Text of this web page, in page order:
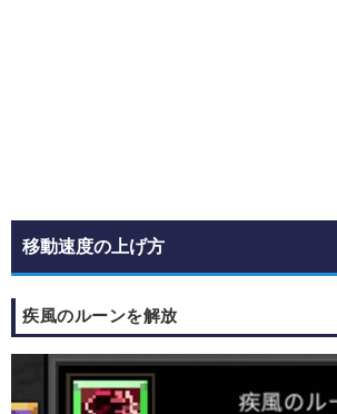
移動速度の上げ方
疾風のルーンを解放